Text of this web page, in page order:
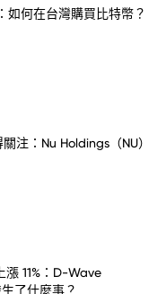
如何在台灣購買比特幣？
注：Nu Holdings（NU）
漲 11%：D-Wave
了什麼事？